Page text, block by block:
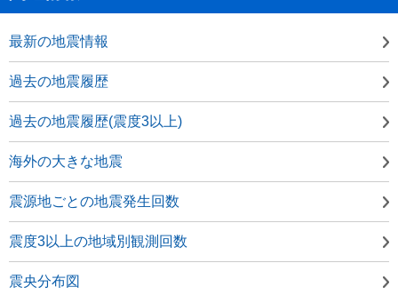
最新の地震情報
過去の地震履歴
過去の地震履歴(震度3以上)
海外の大きな地震
震源地ごとの地震発生回数
震度3以上の地域別観測回数
震央分布図